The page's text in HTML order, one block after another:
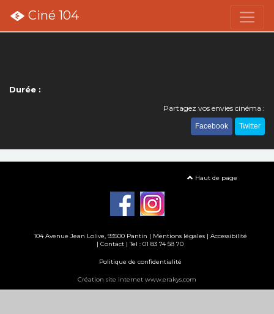
Ciné 104
Durée :
Partagez vos envies cinéma :
Facebook Twitter
Haut de page
104 Avenue Jean Lolive, 93500 Pantin | Mentions légales| Accessibilité
| Contact | Tel : 01 83 74 58 70
Politique de confidentialité
Création site internet www.erakys.com